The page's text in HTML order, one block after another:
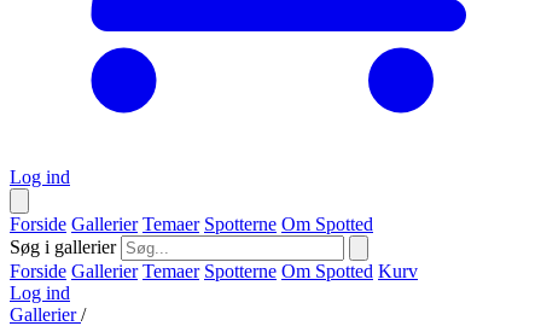
Log ind
Forside Gallerier Temaer Spotterne Om Spotted
Søg i gallerier
Forside Gallerier Temaer Spotterne Om Spotted Kurv
Log ind
Gallerier/